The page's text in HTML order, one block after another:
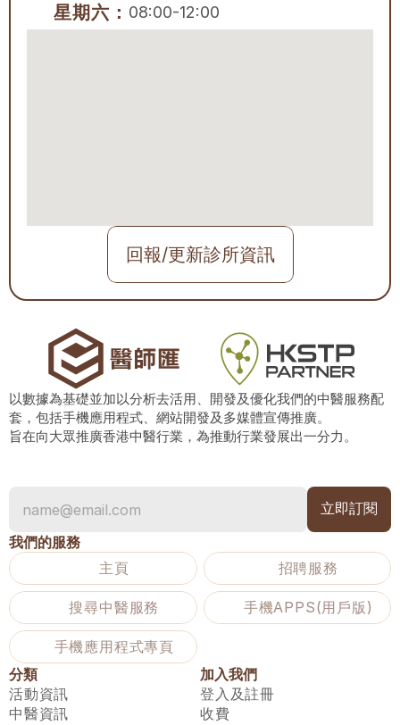
星期六： 08:00-12:00
回報/更新診所資訊
以數據為基礎並加以分析去活用、開發及優化我們的中醫服務配
套，包括手機應用程式、網站開發及多媒體宣傳推廣。
旨在向大眾推廣香港中醫行業，為推動行業發展出一分力。
我們的服務
主頁
招聘服務
搜尋中醫服務 手機APPS(用戶版)
手機應用程式專頁
分類
活動資訊
中醫資訊
加入我們
登入及註冊
收費